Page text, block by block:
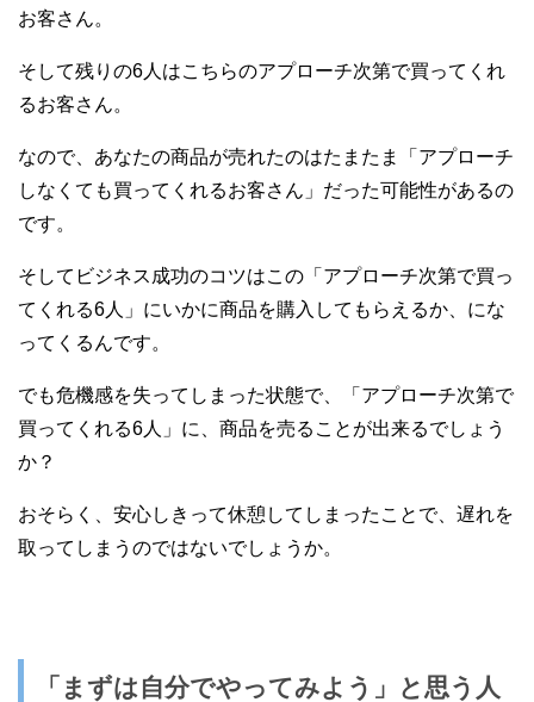
お客さん。
そして残りの6人はこちらのアプローチ次第で買ってくれ
るお客さん。
なので、あなたの商品が売れたのはたまたま「アプローチ
しなくても買ってくれるお客さん」だった可能性があるの
です。
そしてビジネス成功のコツはこの「アプローチ次第で買っ
てくれる6人」にいかに商品を購入してもらえるか、にな
ってくるんです。
でも危機感を失ってしまった状態で、「アプローチ次第で
買ってくれる6人」に、商品を売ることが出来るでしょう
か？
おそらく、安心しきって休憩してしまったことで、遅れを
取ってしまうのではないでしょうか。
「まずは自分でやってみよう」と思う人